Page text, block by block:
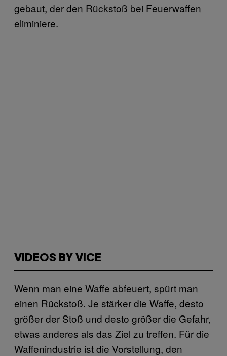
gebaut, der den Rückstoß bei Feuerwaffen
eliminiere.
VIDEOS BY VICE
Wenn man eine Waffe abfeuert, spürt man
einen Rückstoß. Je stärker die Waffe, desto
größer der Stoß und desto größer die Gefahr,
etwas anderes als das Ziel zu treffen. Für die
Waffenindustrie ist die Vorstellung, den